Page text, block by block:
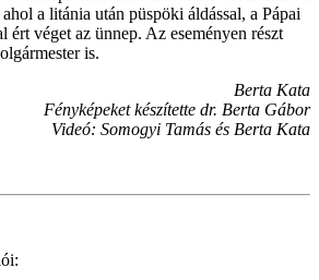
a litánia után püspöki áldással, a Pápai
ért véget az ünnep. Az eseményen részt
is.
Berta Kata
Fényképeket készítette dr. Berta Gábor
Videó: Somogyi Tamás és Berta Kata